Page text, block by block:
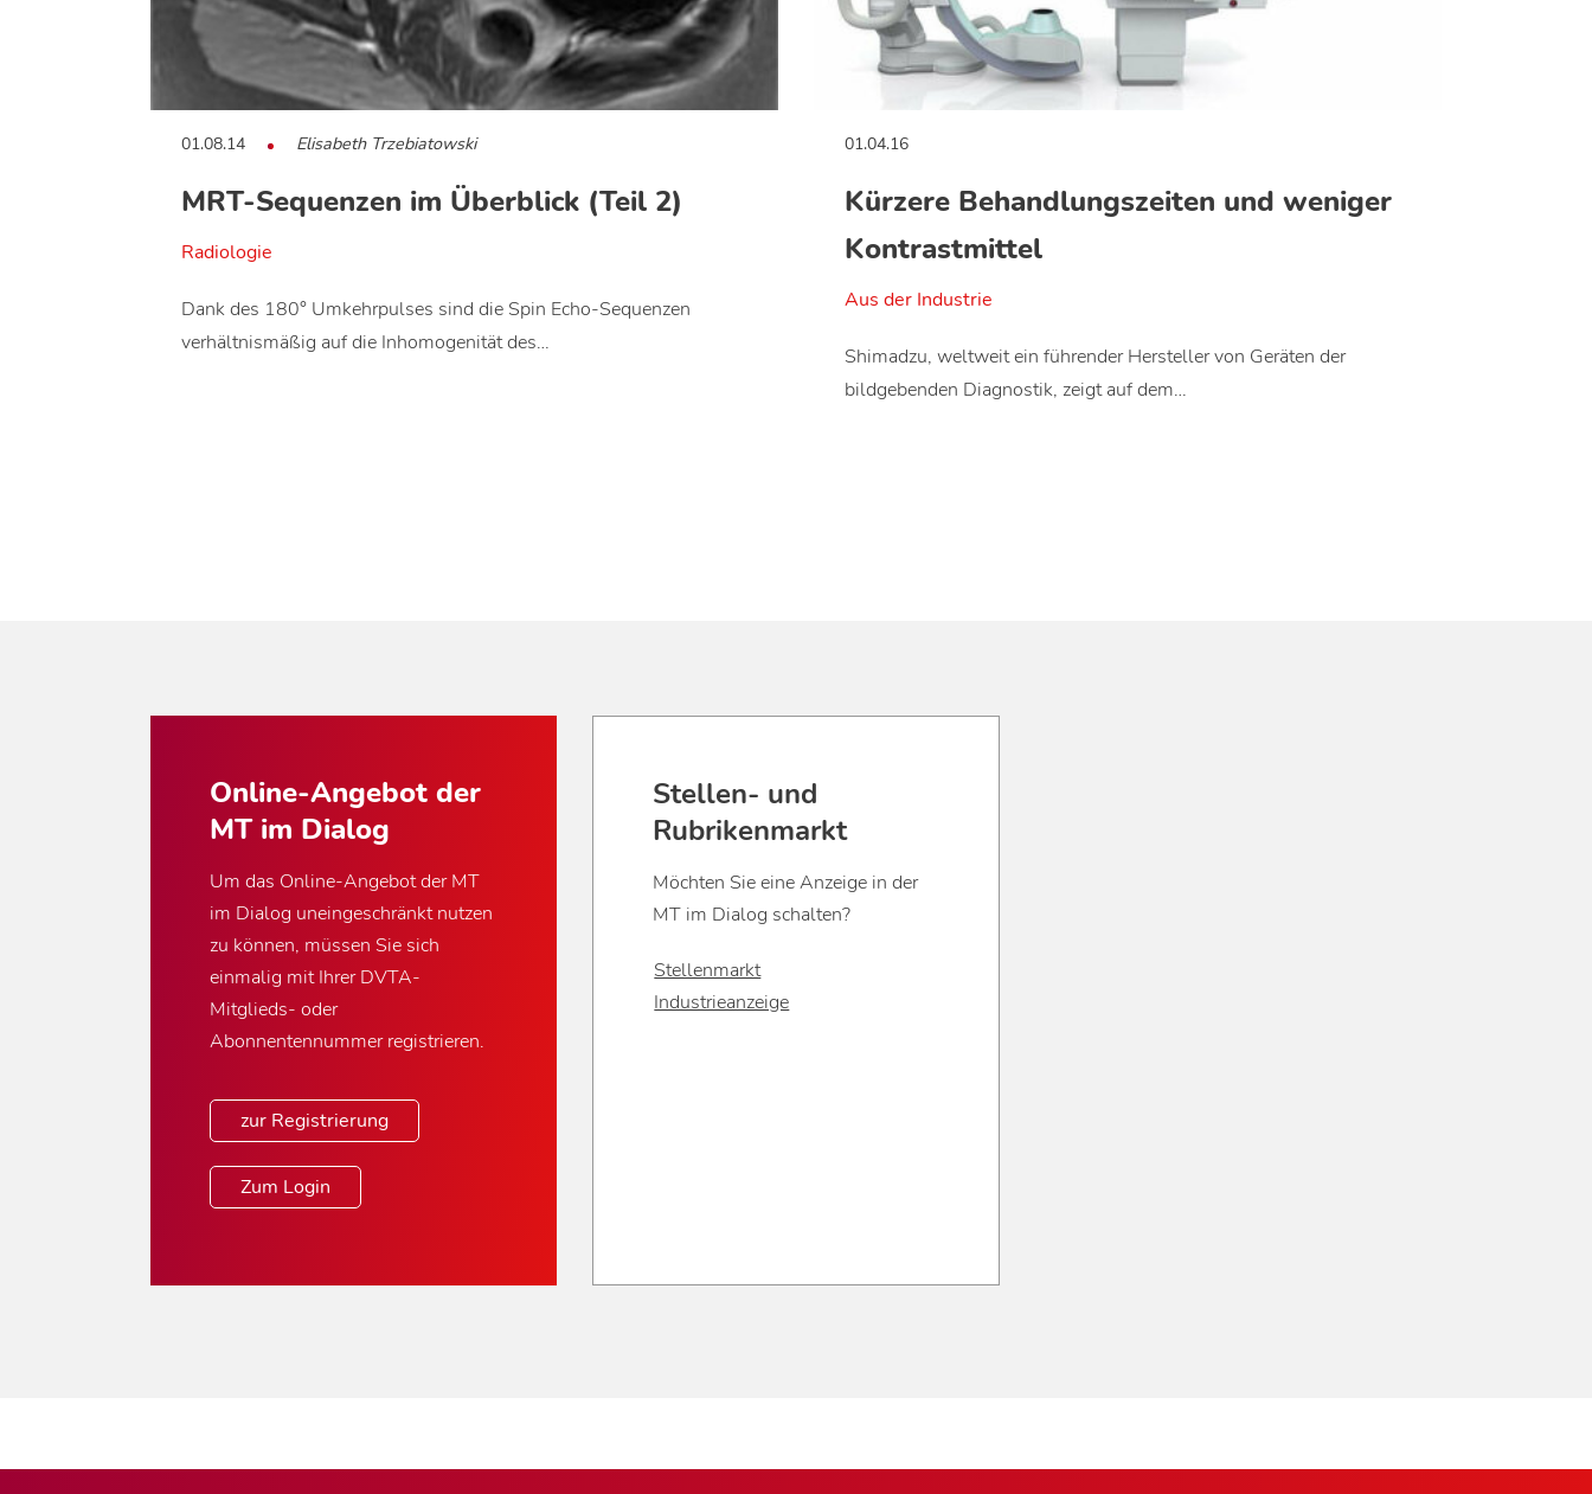
01.08.14 Elisabeth Trzebiatowski
MRT-Sequenzen im Überblick (Teil 2)
Radiologie
Dank des 180° Umkehrpulses sind die Spin Echo-Sequenzen
verhältnismäßig auf die Inhomogenität des…
01.04.16
Kürzere Behandlungszeiten und weniger
Kontrastmittel
Aus der Industrie
Shimadzu, weltweit ein führender Hersteller von Geräten der
bildgebenden Diagnostik, zeigt auf dem…
Online-Angebot der
MT im Dialog
Um das Online-Angebot der MT
im Dialog uneingeschränkt nutzen
zu können, müssen Sie sich
einmalig mit Ihrer DVTA-
Mitglieds- oder
Abonnentennummer registrieren.
zur Registrierung
Zum Login
Stellen- und
Rubrikenmarkt
Möchten Sie eine Anzeige in der
MT im Dialog schalten?
Stellenmarkt
Industrieanzeige